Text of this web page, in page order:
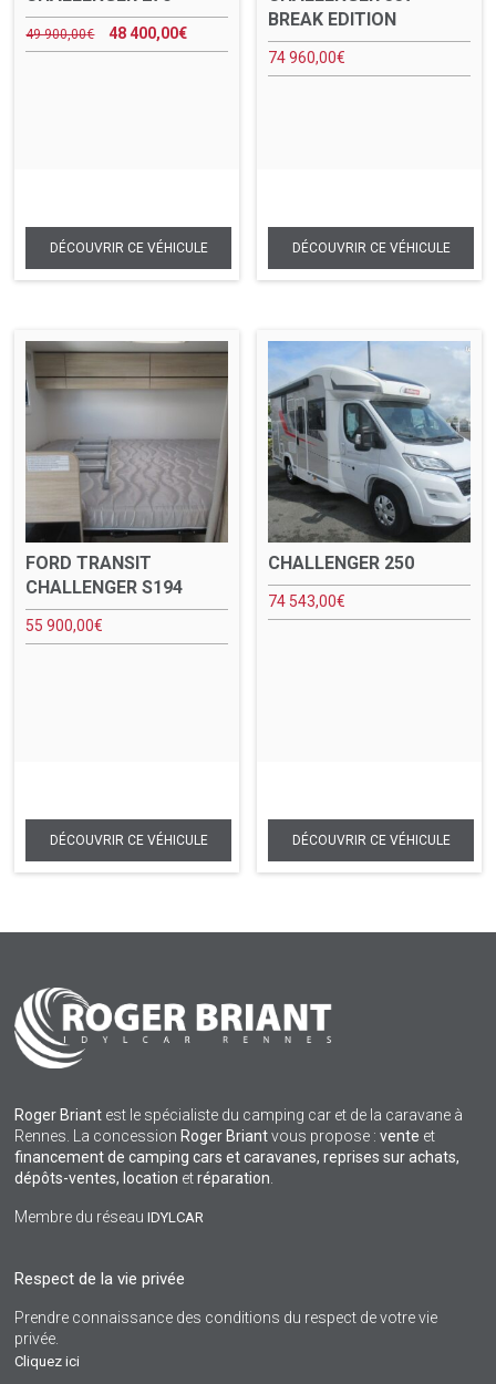
49 900,00€ 48 400,00€
BREAK EDITION
74 960,00€
FORD TRANSIT
CHALLENGER S194
55 900,00€
CHALLENGER 250
74 543,00€
Roger Briant est le spécialiste du camping car et de la caravane à
Rennes. La concession Roger Briantvous propose : vente et
financement de camping cars et caravanes, reprises sur achats,
dépôts-ventes, location etréparation.
Membre du réseauIDYLCAR
Respect de la vie privée
Prendre connaissance des conditions du respect de votre vie
privée.
Cliquez ici